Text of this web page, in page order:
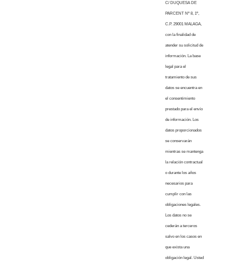
C/ DUQUESA DE
PARCENT Nº 8, 1º,
C.P. 29001 MALAGA,
con la finalidad de
atender su solicitud de
información. La base
legal para el
tratamiento de sus
datos se encuentra en
el consentimiento
prestado para el envío
de información. Los
datos proporcionados
se conservarán
mientras se mantenga
la relación contractual
o durante los años
necesarios para
cumplir con las
obligaciones legales.
Los datos no se
cederán a terceros
salvo en los casos en
que exista una
obligación legal. Usted